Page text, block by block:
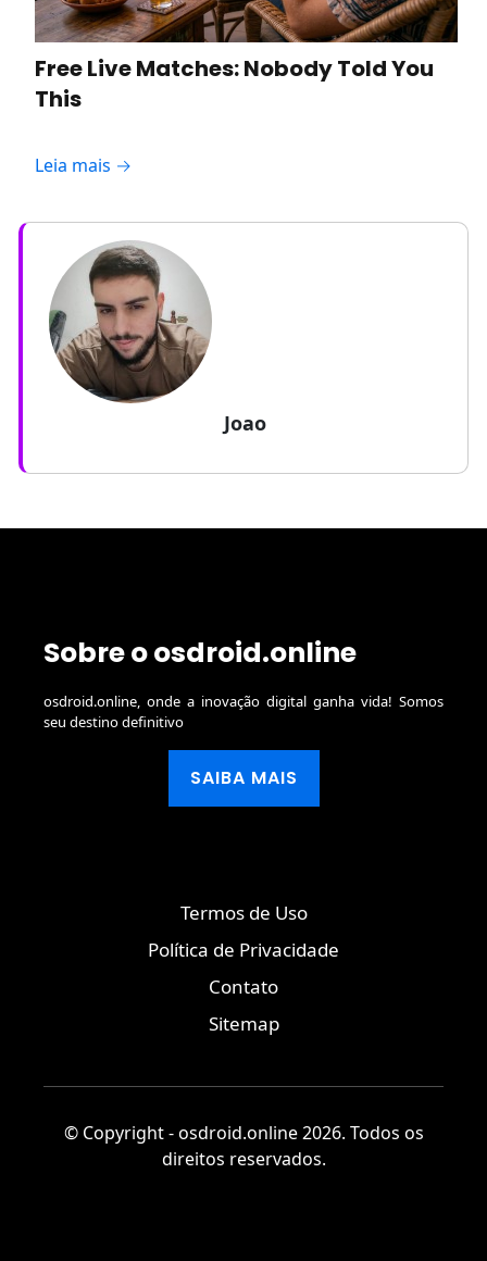
Free Live Matches: Nobody Told You
This
Leia mais →
Joao
Sobre o osdroid.online
osdroid.online, onde a inovação digital ganha vida! Somos
seu destino definitivo
SAIBA MAIS
Termos de Uso
Política de Privacidade
Contato
Sitemap
© Copyright - osdroid.online 2026. Todos os
direitos reservados.